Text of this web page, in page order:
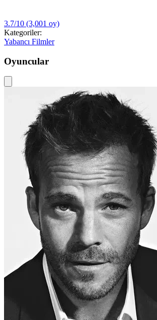
3.7/10 (3,001 oy)
Kategoriler:
Yabancı Filmler
Oyuncular